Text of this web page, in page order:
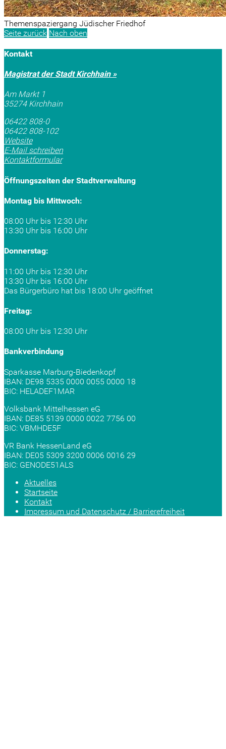
Themenspaziergang Jüdischer Friedhof
Seite zurück Nach oben
Kontakt
Magistrat der Stadt Kirchhain »
Am Markt 1
35274 Kirchhain
06422 808-0
06422 808-102
Website
E-Mail schreiben
Kontaktformular
Öffnungszeiten der Stadtverwaltung
Montag bis Mittwoch:
08:00 Uhr bis 12:30 Uhr
13:30 Uhr bis 16:00 Uhr
Donnerstag:
11:00 Uhr bis 12:30 Uhr
13:30 Uhr bis 16:00 Uhr
Das Bürgerbüro hat bis 18:00 Uhr geöffnet
Freitag:
08:00 Uhr bis 12:30 Uhr
Bankverbindung
Sparkasse Marburg-Biedenkopf
IBAN: DE98 5335 0000 0055 0000 18
BIC: HELADEF1MAR
Volksbank Mittelhessen eG
IBAN: DE85 5139 0000 0022 7756 00
BIC: VBMHDE5F
VR Bank HessenLand eG
IBAN: DE05 5309 3200 0006 0016 29
BIC: GENODE51ALS
Aktuelles
Startseite
Kontakt
Impressum und Datenschutz / Barrierefreiheit